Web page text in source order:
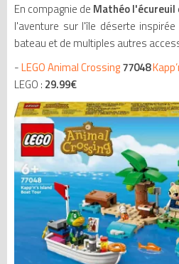
En compagnie de Mathéo
l'aventure sur l'île déserte
bateau et de multiples autres
-LEGO Animal Crossing77048
LEGO : 29.99€